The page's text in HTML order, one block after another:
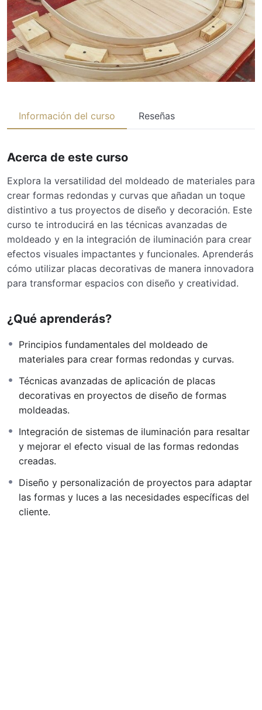
Información del curso Reseñas
Acerca de este curso
Explora la versatilidad del moldeado de materiales para
crear formas redondas y curvas que añadan un toque
distintivo a tus proyectos de diseño y decoración. Este
curso te introducirá en las técnicas avanzadas de
moldeado y en la integración de iluminación para crear
efectos visuales impactantes y funcionales. Aprenderás
cómo utilizar placas decorativas de manera innovadora
para transformar espacios con diseño y creatividad.
¿Qué aprenderás?
Principios fundamentales del moldeado de
materiales para crear formas redondas y curvas.
Técnicas avanzadas de aplicación de placas
decorativas en proyectos de diseño de formas
moldeadas.
Integración de sistemas de iluminación para resaltar
y mejorar el efecto visual de las formas redondas
creadas.
Diseño y personalización de proyectos para adaptar
las formas y luces a las necesidades específicas del
cliente.